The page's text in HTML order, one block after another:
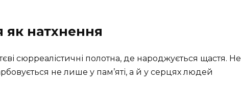
натхнення
сюрреалістичні полотна, де народжується щастя. Не
не лише у пам’яті, а й у серцях людей